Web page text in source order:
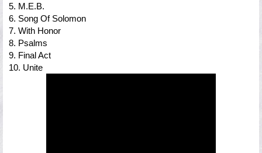
5. M.E.B.
6. Song Of Solomon
7. With Honor
8. Psalms
9. Final Act
10. Unite